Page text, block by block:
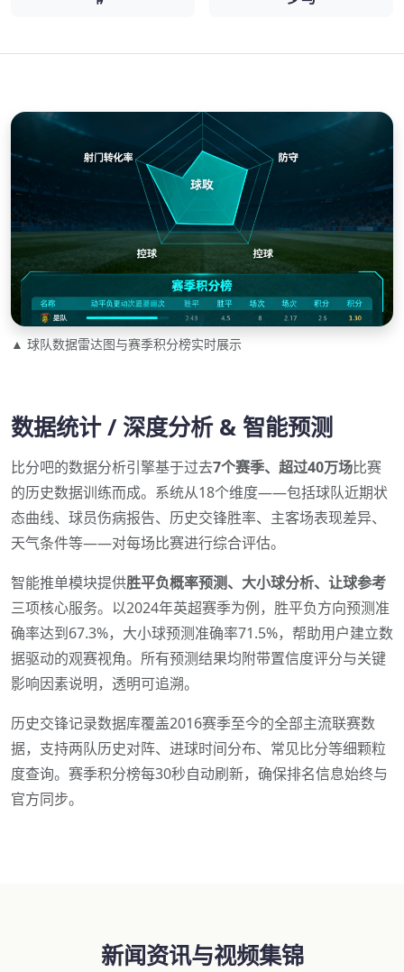
▲ 球队数据雷达图与赛季积分榜实时展示
数据统计 / 深度分析 & 智能预测
比分吧的数据分析引擎基于过去7个赛季、超过40万场比赛
的历史数据训练而成。系统从18个维度——包括球队近期状
态曲线、球员伤病报告、历史交锋胜率、主客场表现差异、
天气条件等——对每场比赛进行综合评估。
智能推单模块提供胜平负概率预测、大小球分析、让球参考
三项核心服务。以2024年英超赛季为例，胜平负方向预测准
确率达到67.3%，大小球预测准确率71.5%，帮助用户建立数
据驱动的观赛视角。所有预测结果均附带置信度评分与关键
影响因素说明，透明可追溯。
历史交锋记录数据库覆盖2016赛季至今的全部主流联赛数
据，支持两队历史对阵、进球时间分布、常见比分等细颗粒
度查询。赛季积分榜每30秒自动刷新，确保排名信息始终与
官方同步。
新闻资讯与视频集锦